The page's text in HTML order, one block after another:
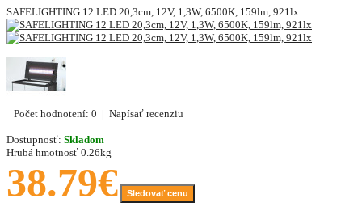
SAFELIGHTING 12 LED 20,3cm, 12V, 1,3W, 6500K, 159lm, 921lx
Počet hodnotení: 0 | Napísať recenziu
Dostupnosť: Skladom
Hrubá hmotnosť 0.26kg
38.79€
Sledovať cenu